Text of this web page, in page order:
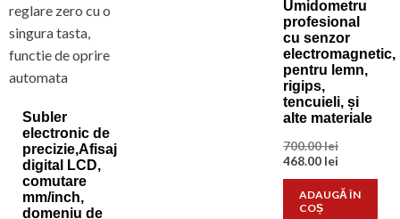
Subler
electronic de
precizie,Afisaj
digital LCD,
comutare
mm/inch,
domeniu de
Umidometru
profesional
cu senzor
electromagnetic,
pentru lemn,
rigips,
tencuieli, și
alte materiale
700.00leiPrețul
fost:
468.00 lei
este:
ADAUGĂ ÎN
COȘ